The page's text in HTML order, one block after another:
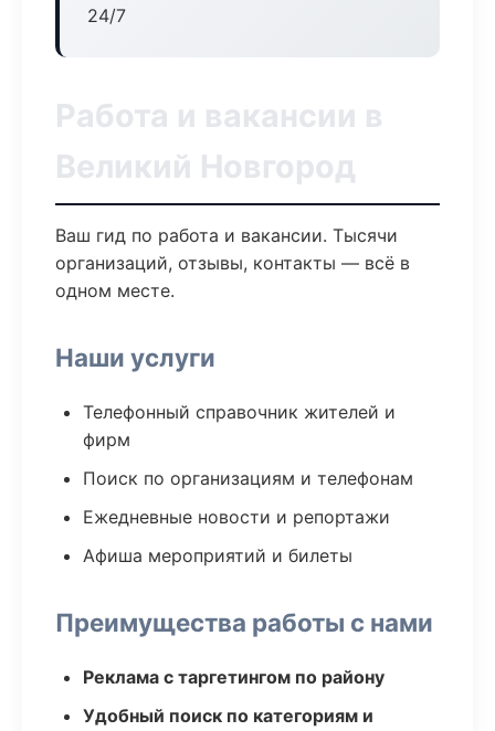
24/7
Работа и вакансии в
Великий Новгород
Ваш гид по работа и вакансии. Тысячи
организаций, отзывы, контакты — всё в
одном месте.
Наши услуги
Телефонный справочник жителей и
фирм
Поиск по организациям и телефонам
Ежедневные новости и репортажи
Афиша мероприятий и билеты
Преимущества работы с нами
Реклама с таргетингом по району
Удобный поиск по категориям и